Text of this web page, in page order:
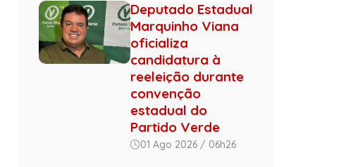
Deputado Estadual
Marquinho Viana
oficializa
candidatura à
reeleição durante
convenção
estadual do
Partido Verde
01 Ago 2026 / 06h26